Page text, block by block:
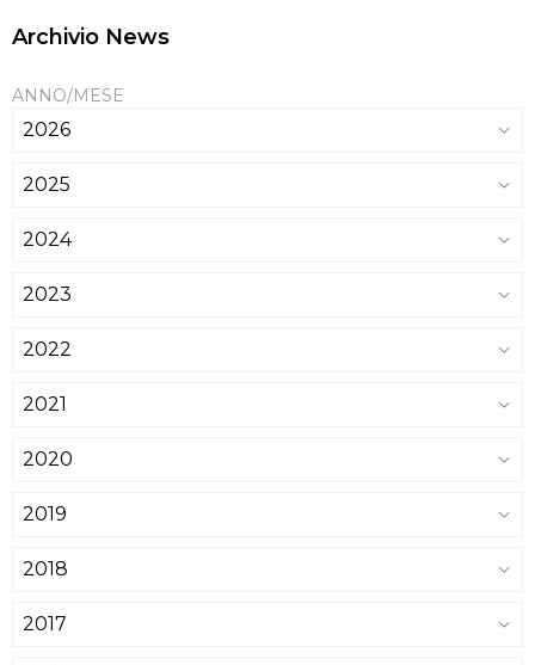
Archivio News
ANNO/MESE
2026
2025
2024
2023
2022
2021
2020
2019
2018
2017